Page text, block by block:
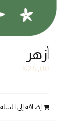
أزهر
₺25,00
إضافة إلى السلة